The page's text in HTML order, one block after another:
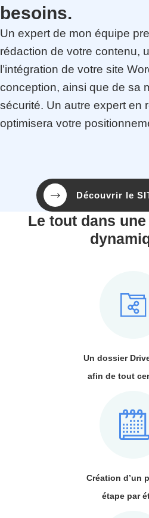
besoins.
Un expert de mon équipe
rédaction de votre contenu,
l’intégration de votre site
conception, ainsi que de sa
sécurité. Un autre expert en
optimisera votre
Découvrir le
Le tout dans
Un dossier
afin de tout
Création d’un
étape par